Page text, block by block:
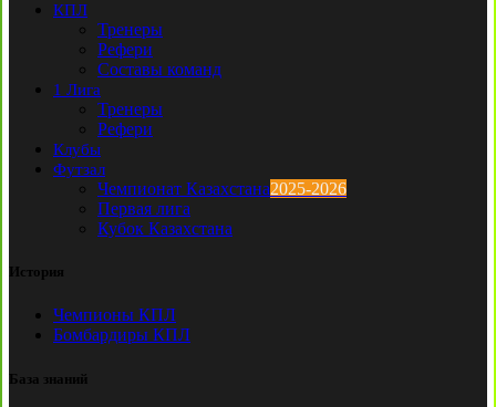
КПЛ
Тренеры
Рефери
Составы команд
1 Лига
Тренеры
Рефери
Клубы
Футзал
Чемпионат Казахстана2025-2026
Первая лига
Кубок Казахстана
История
Чемпионы КПЛ
Бомбардиры КПЛ
База знаний